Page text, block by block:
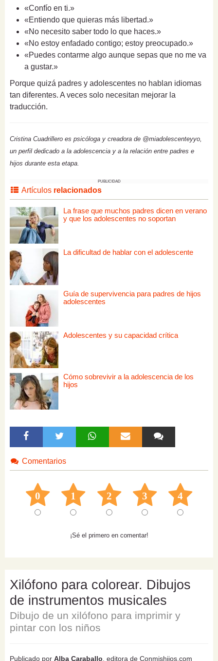
«Confío en ti.»
«Entiendo que quieras más libertad.»
«No necesito saber todo lo que haces.»
«No estoy enfadado contigo; estoy preocupado.»
«Puedes contarme algo aunque sepas que no me va
a gustar.»
Porque quizá padres y adolescentes no hablan idiomas
tan diferentes. A veces solo necesitan mejorar la
traducción.
Cristina Cuadrillero es psicóloga y creadora de @miadolescenteyyo,
un perfil dedicado a la adolescencia y a la relación entre padres e
hijos durante esta etapa.
PUBLICIDAD
Artículos relacionados
La frase que muchos padres dicen en verano
y que los adolescentes no soportan
La dificultad de hablar con el adolescente
Guía de supervivencia para padres de hijos
adolescentes
Adolescentes y su capacidad crítica
Cómo sobrevivir a la adolescencia de los
hijos
Comentarios
0 1 2 3 4
¡Sé el primero en comentar!
Xilófono para colorear. Dibujos
de instrumentos musicales
Dibujo de un xilófono para imprimir y
pintar con los niños
Publicado por Alba Caraballo , editora de Conmishijos.com